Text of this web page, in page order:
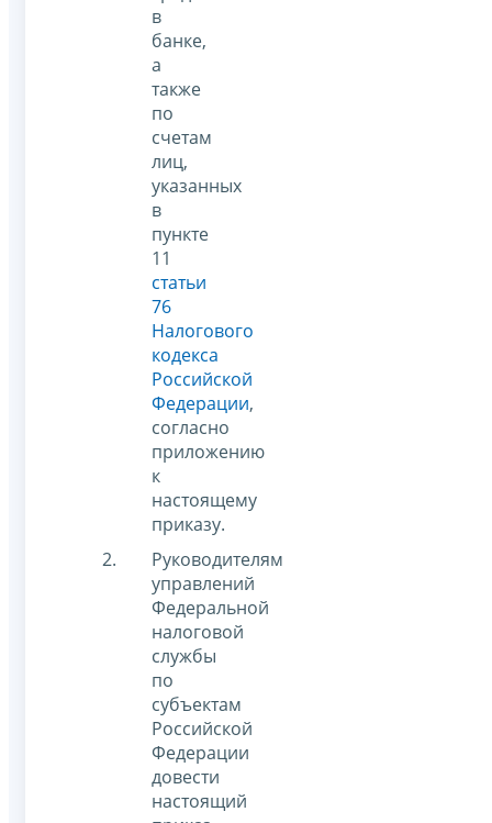
в
банке,
а
также
по
счетам
лиц,
указанных
в
пункте
11
статьи
76
Налогового
кодекса
Российской
Федерации,
согласно
приложению
к
настоящему
приказу.
Руководителям
управлений
Федеральной
налоговой
службы
по
субъектам
Российской
Федерации
довести
настоящий